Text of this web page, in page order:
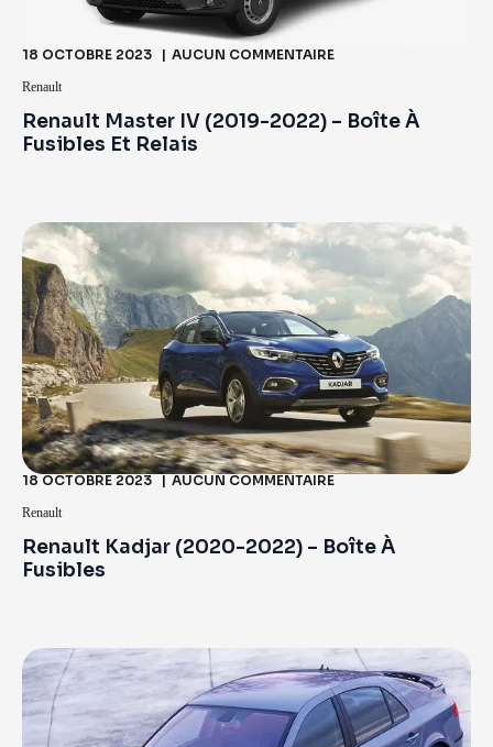
Renault Master IV (2019-2022) – Boîte À
Fusibles Et Relais
18 OCTOBRE 2023 AUCUN COMMENTAIRE
Renault
Renault Kadjar (2020-2022) – Boîte À
Fusibles
18 OCTOBRE 2023 AUCUN COMMENTAIRE
Renault